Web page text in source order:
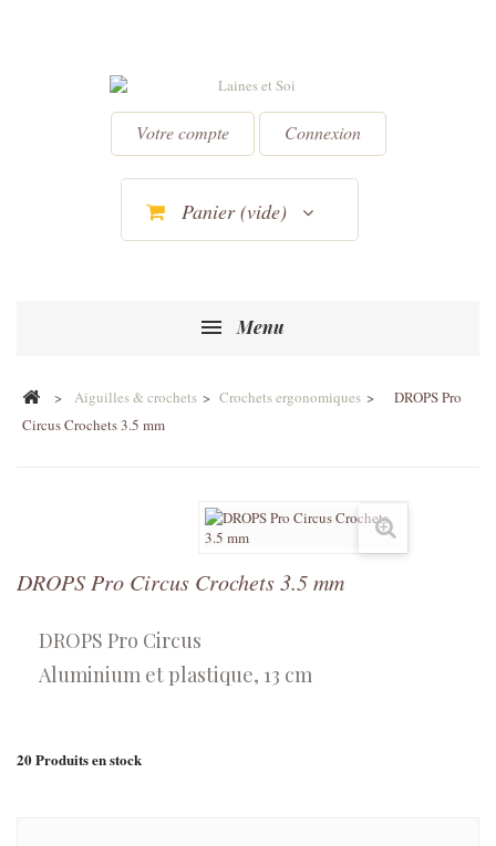
Votre compte Connexion
Panier (vide)
Menu
> Aiguilles & crochets > Crochets ergonomiques >
DROPS Pro
Circus Crochets 3.5 mm
DROPS Pro Circus Crochets 3.5 mm
DROPS Pro Circus
Aluminium et plastique, 13 cm
20Produits en stock